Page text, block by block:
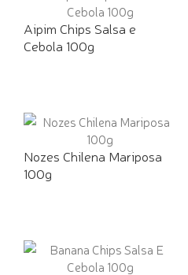
Aipim Chips Salsa e
Cebola 100g
Nozes Chilena Mariposa
100g